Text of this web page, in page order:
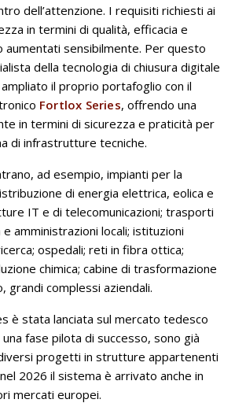
dell’attenzione. I requisiti richiesti ai
in termini di qualità, efficacia e
aumentati sensibilmente. Per questo
della tecnologia di chiusura digitale
ampliato il proprio portafoglio con il
Fortlox Series, offrendo una
in termini di sicurezza e praticità per
di infrastrutture tecniche.
ad esempio, impianti per la
di energia elettrica, eolica e
IT e di telecomunicazioni; trasporti
amministrazioni locali; istituzioni
ospedali; reti in fibra ottica;
chimica; cabine di trasformazione
grandi complessi aziendali.
è stata lanciata sul mercato tedesco
fase pilota di successo, sono già
progetti in strutture appartenenti
2026 il sistema è arrivato anche in
mercati europei.